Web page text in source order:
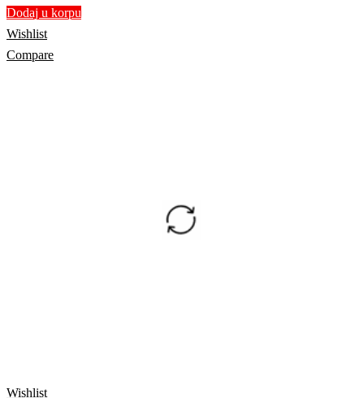
Dodaj u korpu
Wishlist
Compare
Wishlist